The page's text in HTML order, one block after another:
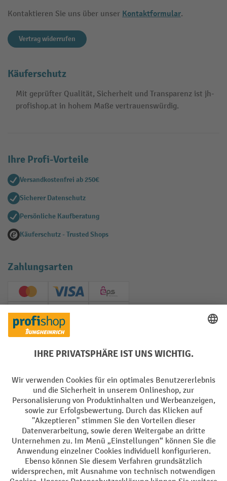
Kontaktieren Sie uns über unser Kontaktformular.
Vertrag widerrufen
Käuferschutz
Mit geprüfter Qualität, Sicherheit und Transparenz ist jh-
profishop.at in hohem Maße vertrauenswürdig.
Ihre Profi-Vorteile
Versandkostenfrei ab 250€
Sicherer Datenschutz
Persönliche Kaufberatung
Käuferschutz - Trusted Shops
Zahlungsarten
Creditcard (Master)Creditcard (Visa)
EPS
PayPal
Soziale Netzwerke
Impressum Datenschutz
Barrierefreiheit Privacy Settings
Alle Preise exkl. gesetzl. Mehrwertsteuer zzgl.Versandkostenund ggf.
Nachnahmegebühren, wenn nicht anders angegeben.